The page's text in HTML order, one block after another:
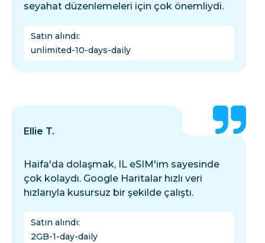
seyahat düzenlemeleri için çok önemliydi.
Satın alındı:
unlimited-10-days-daily
Ellie T.
Haifa'da dolaşmak, IL eSIM'im sayesinde
çok kolaydı. Google Haritalar hızlı veri
hızlarıyla kusursuz bir şekilde çalıştı.
Satın alındı:
2GB-1-day-daily